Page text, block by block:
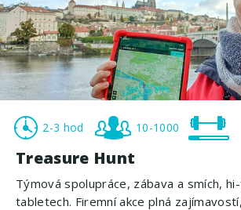
2-3 hod 10-1000
Treasure Hunt
Týmová spolupráce, zábava a smích,
tabletech. Firemní akce plná